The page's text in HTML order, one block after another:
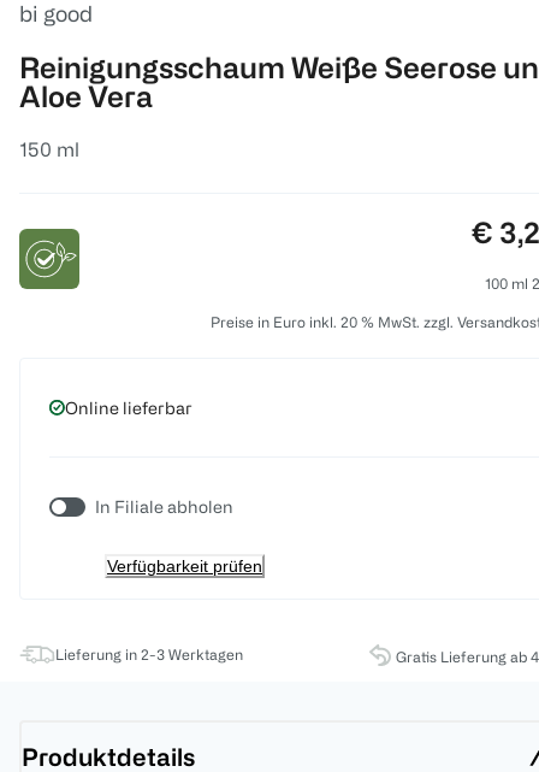
bi good
Reinigungsschaum Weiße Seerose
Aloe Vera
150 ml
€
100 ml
Preise in Euro inkl. 20 % MwSt. zzgl.
Online lieferbar
In Filiale abholen
Verfügbarkeit prüfen
Lieferung in 2-3 Werktagen Gratis Lieferung ab
Produktdetails